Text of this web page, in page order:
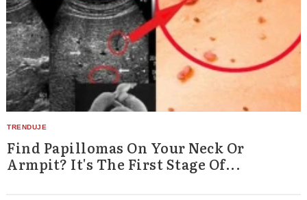
Find Papillomas On Your Neck Or
Armpit? It's The First Stage Of...